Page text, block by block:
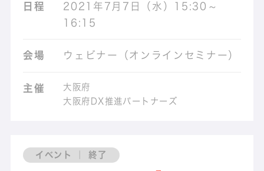
日程
2021年7月7日（水）15:30～
16:15
会場 ウェビナー（オンラインセミナー）
主催
大阪府
大阪府DX推進パートナーズ
イベント ｜ 終了